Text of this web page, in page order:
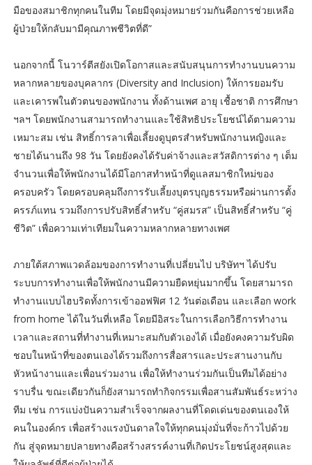
มือของสมาชิกทุกคนในทีม โดยมีจุดมุ่งหมายร่วมกันคือการช่วยเหลือ
ผู้ป่วยให้กลับมามีคุณภาพชีวิตที่ดี”
นอกจากนี้ โนวาร์ตีสยังเปิดโอกาสและสนับสนุนการทำงานบนความ
หลากหลายของบุคลากร (Diversity and Inclusion) ให้การยอมรับ
และเคารพในตัวตนของพนักงาน ทั้งด้านเพศ อายุ เชื้อชาติ การศึกษา
ฯลฯ โดยพนักงานสามารถทำงานและใช้สิทธิประโยชน์ได้ตามความ
เหมาะสม เช่น สิทธิ์การลาเพื่อเลี้ยงดูบุตรสำหรับพนักงานหญิงและ
ชายได้นานถึง 98 วัน โดยยังคงได้รับค่าจ้างและสวัสดิการต่าง ๆ เต็ม
จำนวนเพื่อให้พนักงานได้มีโอกาสทำหน้าที่ดูแลสมาชิกใหม่ของ
ครอบครัว โดยครอบคลุมถึงการรับเลี้ยงบุตรบุญธรรมหรือผ่านการตั้ง
ครรภ์แทน รวมถึงการปรับสิทธิ์สำหรับ “คู่สมรส” เป็นสิทธิ์สำหรับ “คู่
ชีวิต” เพื่อความเท่าเทียมในความหลากหลายทางเพศ
ภายใต้สภาพแวดล้อมของการทำงานที่เปลี่ยนไป บริษัทฯ ได้ปรับ
ระบบการทำงานเพื่อให้พนักงานมีความยืดหยุ่นมากขึ้น โดยสามารถ
ทำงานแบบไฮบริดทั้งการเข้าออฟฟิศ 12 วันต่อเดือน และเลือก work
from home ได้ในวันที่เหลือ โดยมีอิสระในการเลือกวิธีการทำงาน
เวลาและสถานที่ทำงานที่เหมาะสมกับตัวเองได้ เมื่อยังคงความรับผิด
ชอบในหน้าที่ของตนเองได้รวมถึงการสื่อสารและประสานงานกับ
หัวหน้างานและเพื่อนร่วมงาน เพื่อให้ทำงานร่วมกันเป็นทีมได้อย่าง
ราบรื่น ขณะเดียวกันก็ยังสามารถทำกิจกรรมเพื่อสานสัมพันธ์ระหว่าง
ทีม เช่น การแบ่งปันความสำเร็จจากผลงานที่โดดเด่นของตนเองให้
คนในองค์กร เพื่อสร้างแรงบันดาลใจให้ทุกคนมุ่งมั่นที่จะก้าวไปด้วย
กัน สู่จุดหมายปลายทางคือสร้างสรรค์งานที่เกิดประโยชน์สูงสุดและ